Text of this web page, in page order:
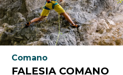
Località punto di interesse
Comano
FALESIA COMANO